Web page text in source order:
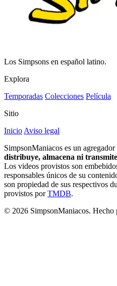
Los Simpsons en español latino.
Explora
Temporadas Colecciones Película
Sitio
Inicio Aviso legal
SimpsonManiacos es un agregador
distribuye, almacena ni transmite
Los videos provistos son
responsables únicos de su
son propiedad de sus respectivos
provistos porTMDB.
© 2026 SimpsonManiacos. Hecho